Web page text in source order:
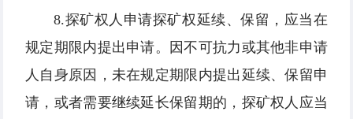
8.探矿权人申请探矿权延续、保留，应当在
规定期限内提出申请。因不可抗力或其他非申请
人自身原因，未在规定期限内提出延续、保留申
请，或者需要继续延长保留期的，探矿权人应当